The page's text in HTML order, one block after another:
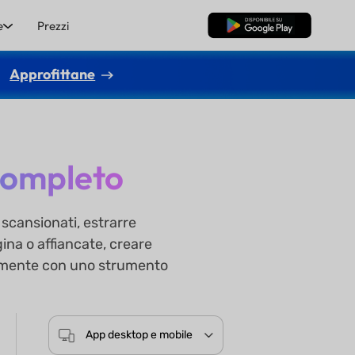
Prezzi Download Gratis
Approfittane
estrarre
o affiancate, creare
con uno strumento
App desktop e mobile